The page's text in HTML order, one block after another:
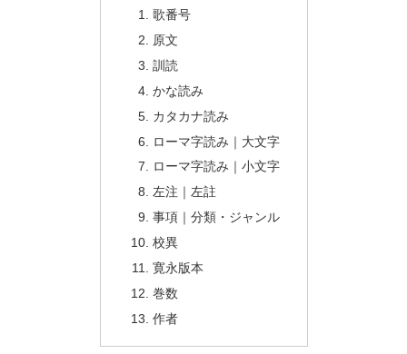
歌番号
原文
訓読
かな読み
カタカナ読み
ローマ字読み｜大文字
ローマ字読み｜小文字
左注｜左註
事項｜分類・ジャンル
校異
寛永版本
巻数
作者